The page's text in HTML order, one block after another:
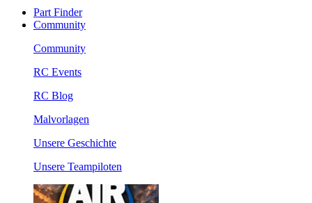
Part Finder
Community
Community
RC Events
RC Blog
Malvorlagen
Unsere Geschichte
Unsere Teampiloten